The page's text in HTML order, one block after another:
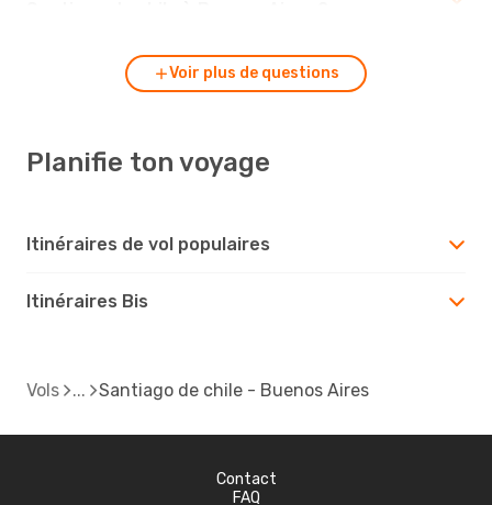
Voir plus de questions
Planifie ton voyage
Itinéraires de vol populaires
Itinéraires Bis
Vols Santiago de chile - Buenos Aires
Contact
FAQ